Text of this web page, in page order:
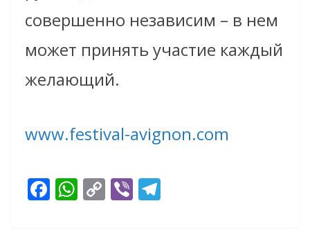
совершенно независим – в нем
может принять участие каждый
желающий.
www.festival-avignon.com
F W C Vi